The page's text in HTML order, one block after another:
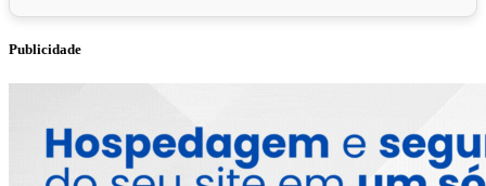
Publicidade